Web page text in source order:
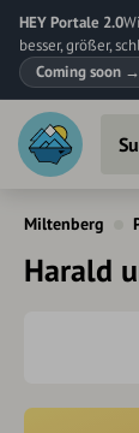
HEY Portale 2.0
besser, größer,
Coming soon →
Miltenberg
Harald